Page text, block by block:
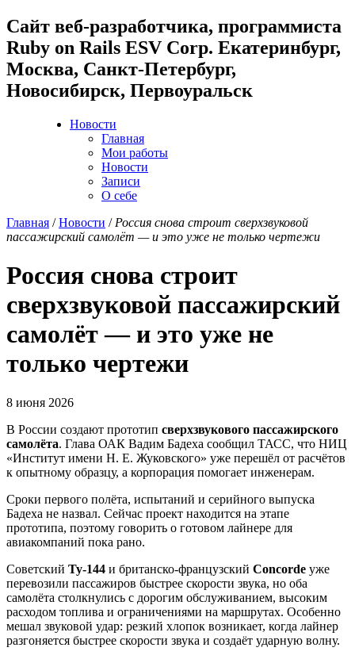
Cайт веб-разработчика, программиста
Ruby on Rails ESV Corp. Екатеринбург,
Москва, Санкт-Петербург,
Новосибирск, Первоуральск
Новости
Главная
Мои работы
Новости
Записи
О себе
Главная /Новости / Россия снова строит сверхзвуковой
пассажирский самолёт — и это уже не только чертежи
Россия снова строит
сверхзвуковой пассажирский
самолёт — и это уже не
только чертежи
8 июня 2026
В России создают прототип сверхзвукового пассажирского
самолёта. Глава ОАК Вадим Бадеха сообщил ТАСС, что НИЦ
«Институт имени Н. Е. Жуковского» уже перешёл от расчётов
к опытному образцу, а корпорация помогает инженерам.
Сроки первого полёта, испытаний и серийного выпуска
Бадеха не назвал. Сейчас проект находится на этапе
прототипа, поэтому говорить о готовом лайнере для
авиакомпаний пока рано.
Советский Ту-144 и британско-французский Concorde уже
перевозили пассажиров быстрее скорости звука, но оба
самолёта столкнулись с дорогим обслуживанием, высоким
расходом топлива и ограничениями на маршрутах. Особенно
мешал звуковой удар: резкий хлопок возникает, когда лайнер
разгоняется быстрее скорости звука и создаёт ударную волну.